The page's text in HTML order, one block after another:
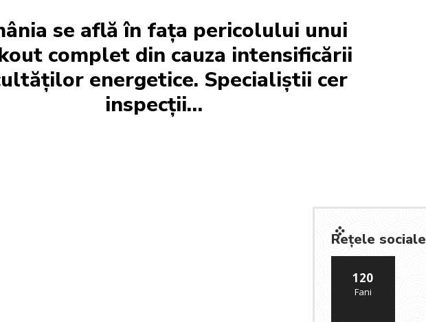
se află în fața pericolului unui
complet din cauza intensificării
energetice. Specialiștii cer
inspecții…
Rețele sociale
120
Fani